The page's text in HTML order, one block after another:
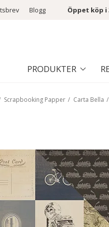
Blogg Öppet köp i
PRODUKTER
Scrapbooking Papper / Carta Bella /